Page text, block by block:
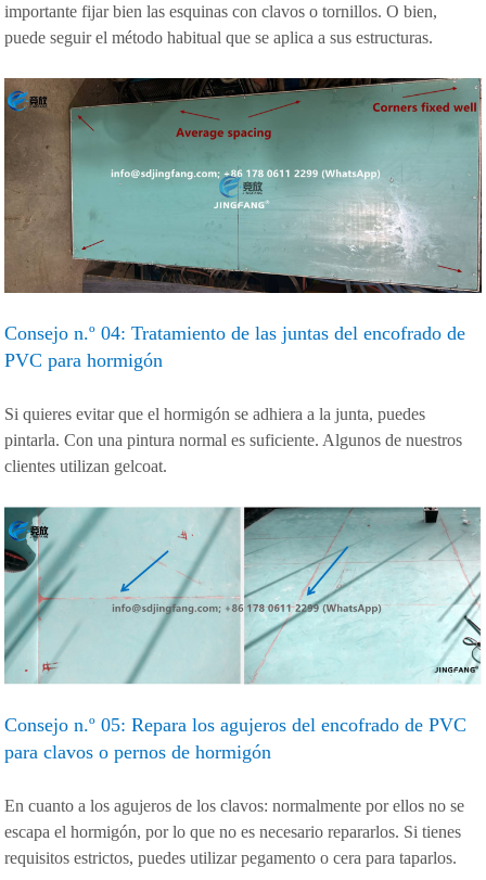
importante fijar bien las esquinas con clavos o tornillos. O bien,
puede seguir el método habitual que se aplica a sus estructuras.
Consejo n.º 04: Tratamiento de las juntas del encofrado de
PVC para hormigón
Si quieres evitar que el hormigón se adhiera a la junta, puedes
pintarla. Con una pintura normal es suficiente. Algunos de nuestros
clientes utilizan gelcoat.
Consejo n.º 05: Repara los agujeros del encofrado de PVC
para clavos o pernos de hormigón
En cuanto a los agujeros de los clavos: normalmente por ellos no se
escapa el hormigón, por lo que no es necesario repararlos. Si tienes
requisitos estrictos, puedes utilizar pegamento o cera para taparlos.